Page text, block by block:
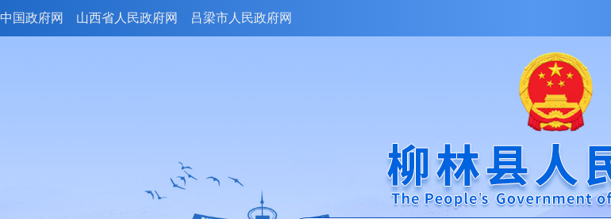
中国政府网 山西省人民政府网 吕梁市人民政府网